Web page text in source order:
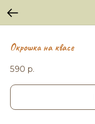
Окрошка на квасе
590 р.